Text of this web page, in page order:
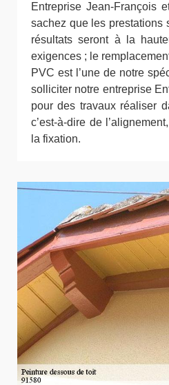
Entreprise Jean-François
sachez que les prestations
résultats seront à la
exigences ; le
PVC est l’une de notre
solliciter notre entreprise
pour des travaux réaliser
c’est-à-dire de
la fixation.